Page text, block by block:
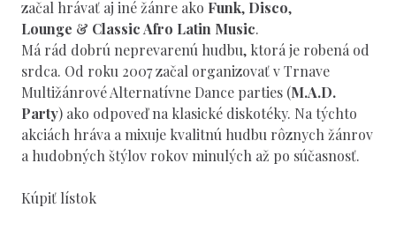
začal hrávať aj iné žánre ako Funk, Disco,
Lounge & Classic Afro Latin Music.
Má rád dobrú neprevarenú hudbu, ktorá je robená od
srdca. Od roku 2007 začal organizovať v Trnave
Multižánrové Alternatívne Dance parties (M.A.D.
Party) ako odpoveď na klasické diskotéky. Na týchto
akciách hráva a mixuje kvalitnú hudbu rôznych žánrov
a hudobných štýlov rokov minulých až po súčasnosť.
Kúpiť lístok